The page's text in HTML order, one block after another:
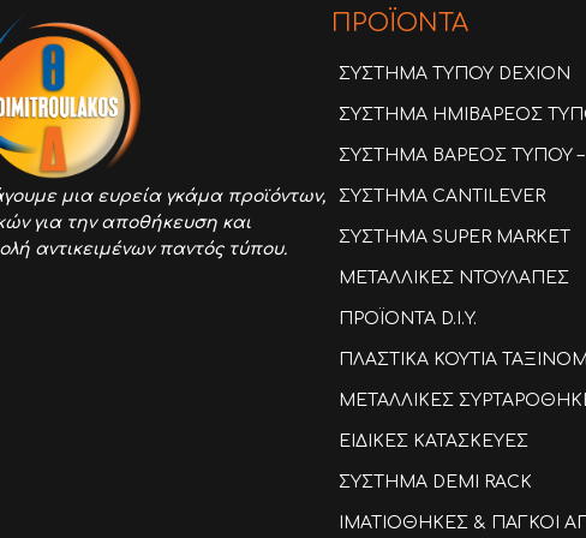
μια ευρεία γκάμα προϊόντων,
για την αποθήκευση και
αντικειμένων παντός τύπου.
ΠΡΟΪΟΝΤΑ
ΣΥΣΤΗΜΑ ΤΥΠΟΥ DEXION
ΣΥΣΤΗΜΑ ΗΜΙΒΑΡΕΟΣ
ΣΥΣΤΗΜΑ ΒΑΡΕΟΣ ΤΥΠΟΥ –
ΣΥΣΤΗΜΑ CANTILEVER
ΣΥΣΤΗΜΑ SUPER MARKET
ΜΕΤΑΛΛΙΚΕΣ ΝΤΟΥΛΑΠΕΣ
ΠΡΟΪΟΝΤΑ D.I.Y.
ΠΛΑΣΤΙΚΑ ΚΟΥΤΙΑ
ΜΕΤΑΛΛΙΚΕΣ
ΕΙΔΙΚΕΣ ΚΑΤΑΣΚΕΥΕΣ
ΣΥΣΤΗΜΑ DEMI RACK
ΙΜΑΤΙΟΘΗΚΕΣ & ΠΑΓΚΟΙ